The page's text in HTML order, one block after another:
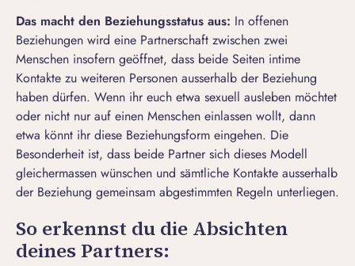
Das macht den Beziehungsstatus aus: In offenen
Beziehungen wird eine Partnerschaft zwischen zwei
Menschen insofern geöffnet, dass beide Seiten intime
Kontakte zu weiteren Personen ausserhalb der Beziehung
haben dürfen. Wenn ihr euch etwa sexuell ausleben möchtet
oder nicht nur auf einen Menschen einlassen wollt, dann
etwa könnt ihr diese Beziehungsform eingehen. Die
Besonderheit ist, dass beide Partner sich dieses Modell
gleichermassen wünschen und sämtliche Kontakte ausserhalb
der Beziehung gemeinsam abgestimmten Regeln unterliegen.
So erkennst du die Absichten
deines Partners: